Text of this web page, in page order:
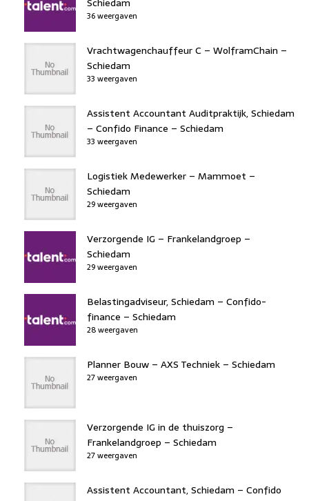
36 weergaven
Vrachtwagenchauffeur C – WolframChain –
Schiedam
33 weergaven
Assistent Accountant Auditpraktijk, Schiedam
– Confido Finance – Schiedam
33 weergaven
Logistiek Medewerker – Mammoet –
Schiedam
29 weergaven
Verzorgende IG – Frankelandgroep –
Schiedam
29 weergaven
Belastingadviseur, Schiedam – Confido-
finance – Schiedam
28 weergaven
Planner Bouw – AXS Techniek – Schiedam
27 weergaven
Verzorgende IG in de thuiszorg –
Frankelandgroep – Schiedam
27 weergaven
Assistent Accountant, Schiedam – Confido